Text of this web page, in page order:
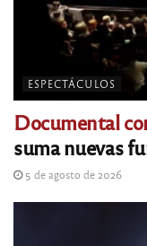
ESPECTÁCULOS
Documental
suma nuevas
5 de agosto de 2026